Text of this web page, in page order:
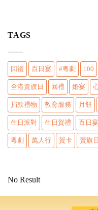
TAGS
回禮 百日宴 #粵劇 100
全港賣旗日 回禮 婚宴
捐款禮物 教育服務 月餅
生日派對 生日賀禮 百日宴
粵劇 萬人行 賀卡 賣旗日
No Result